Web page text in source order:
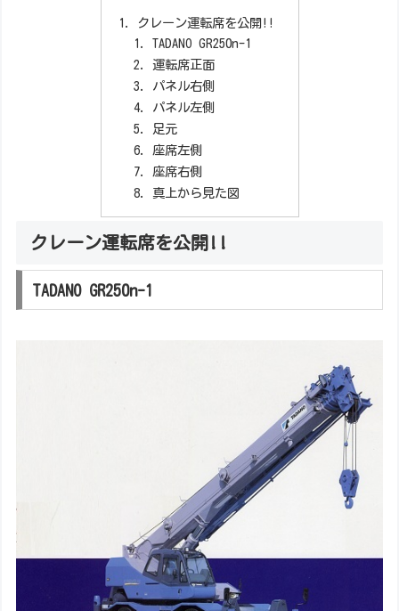
クレーン運転席を公開!!
TADANO GR250n-1
運転席正面
パネル右側
パネル左側
足元
座席左側
座席右側
真上から見た図
クレーン運転席を公開!!
TADANO GR250n-1